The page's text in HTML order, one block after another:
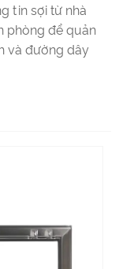
tin sợi từ nhà
phòng để quản
và đường dây